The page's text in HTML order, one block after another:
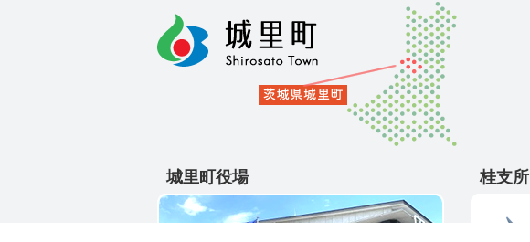
城里町役場 桂支所